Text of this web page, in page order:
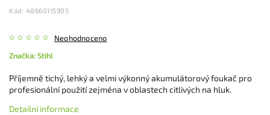
Kód: 48660115905
Neohodnoceno
Značka:Stihl
Příjemně tichý, lehký a velmi výkonný akumulátorový foukač pro
profesionální použití zejména v oblastech citlivých na hluk.
Detailní informace